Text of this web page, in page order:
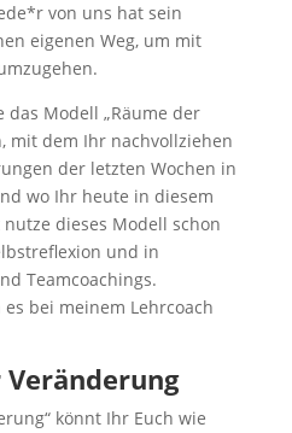
von uns hat sein
eigenen Weg, um mit
Modell „Räume der
mit dem Ihr nachvollziehen
der letzten Wochen in
wo Ihr heute in diesem
dieses Modell schon
und in
Teamcoachings.
bei meinem Lehrcoach
Veränderung
könnt Ihr Euch wie